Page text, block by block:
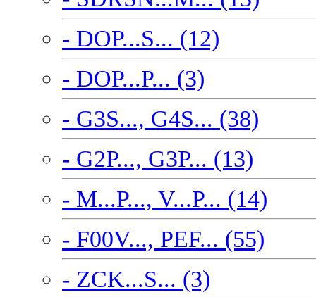
- DOP...S... (12)
- DOP...P... (3)
- G3S..., G4S... (38)
- G2P..., G3P... (13)
- M...P..., V...P... (14)
- F00V..., PEF... (55)
- ZCK...S... (3)